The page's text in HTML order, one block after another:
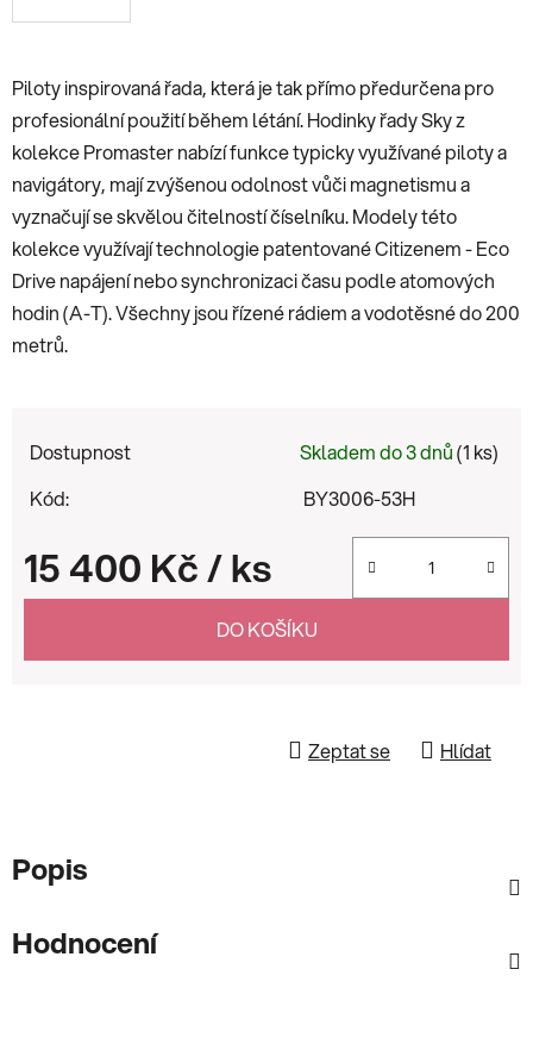
Piloty inspirovaná řada, která je tak přímo předurčena pro
profesionální použití během létání. Hodinky řady Sky z
kolekce Promaster nabízí funkce typicky využívané piloty a
navigátory, mají zvýšenou odolnost vůči magnetismu a
vyznačují se skvělou čitelností číselníku. Modely této
kolekce využívají technologie patentované Citizenem - Eco
Drive napájení nebo synchronizaci času podle atomových
hodin (A-T). Všechny jsou řízené rádiem a vodotěsné do 200
metrů.
Dostupnost Skladem do 3 dnů(1 ks)
Kód:
BY3006-53H
15 400 Kč/ ks
Měrná cena:
DO KOŠÍKU
Zeptat se Hlídat
Popis
Hodnocení